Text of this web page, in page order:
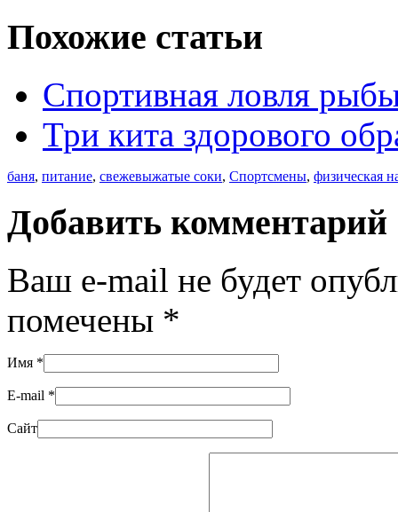
Похожие статьи
Спортивная ловля
Три кита здорового
баня, питание, свежевыжатые соки, Спортсмены, физическая
Добавить комментарий
Ваш e-mail не будет
помечены *
Имя *
E-mail *
Сайт